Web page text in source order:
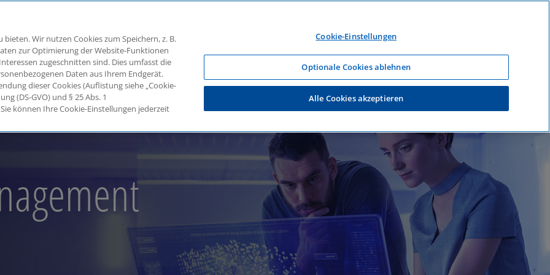
(MDM)
Wir nutzen Cookies zum Speichern, z. B.
zur Optimierung der Website-Funktionen
zugeschnitten sind. Dies umfasst die
Daten aus Ihrem Endgerät.
dieser Cookies (Auflistung siehe „Cookie-
(DS-GVO) und § 25 Abs. 1
können Ihre Cookie-Einstellungen jederzeit
Cookie-Einstellungen
Optionale Cookies ablehnen
Alle Cookies akzeptieren